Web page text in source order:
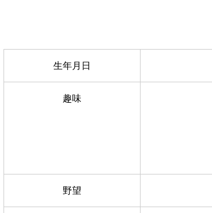
生年月日
趣味
野望